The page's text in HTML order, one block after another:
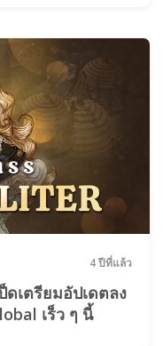
4 ปีที่แล้ว
เตรียมอัปเดตลง
เร็ว ๆ นี้